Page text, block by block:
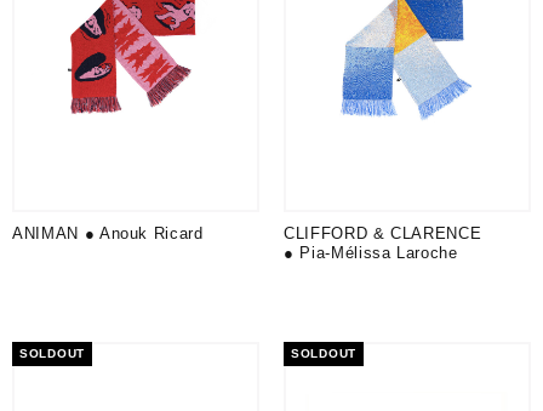
ANIMAN ● Anouk Ricard
CLIFFORD & CLARENCE
● Pia-Mélissa Laroche
SOLDOUT SOLDOUT